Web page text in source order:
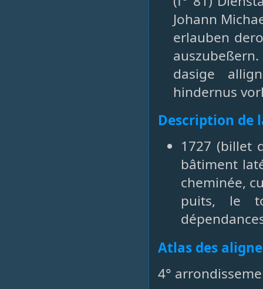
Johann
erlauben
dasige
hindernus
Description de
1727 (billet
bâtiment
cheminée,
puits, le
Atlas des
4°